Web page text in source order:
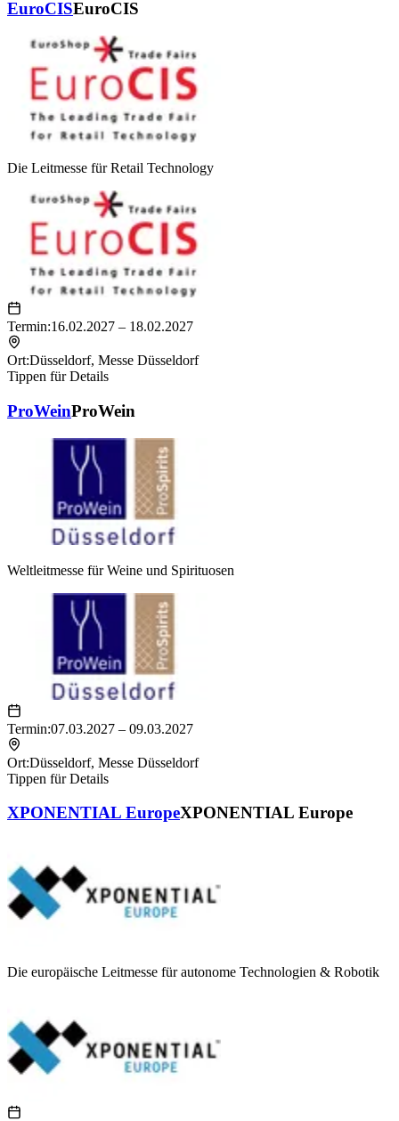
EuroCISEuroCIS
Die Leitmesse für Retail Technology
Termin:16.02.2027 – 18.02.2027
Ort:Düsseldorf, Messe Düsseldorf
Tippen für Details
ProWeinProWein
Weltleitmesse für Weine und Spirituosen
Termin:07.03.2027 – 09.03.2027
Ort:Düsseldorf, Messe Düsseldorf
Tippen für Details
XPONENTIAL EuropeXPONENTIAL Europe
Die europäische Leitmesse für autonome Technologien & Robotik